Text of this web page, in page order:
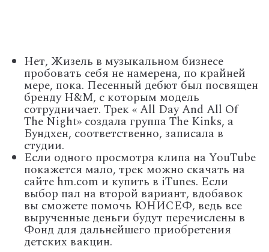
Нет, Жизель в музыкальном бизнесе
пробовать себя не намерена, по крайней
мере, пока. Песенный дебют был посвящен
бренду H&M, с которым модель
сотрудничает. Трек « All Day And All Of
The Night» создала группа The Kinks, а
Бундхен, соответственно, записала в
студии.
Если одного просмотра клипа на YouTube
покажется мало, трек можно скачать на
сайте hm.com и купить в iTunes. Если
выбор пал на второй вариант, вдобавок
вы сможете помочь ЮНИСЕФ, ведь все
вырученные деньги будут перечислены в
Фонд для дальнейшего приобретения
детских вакцин.